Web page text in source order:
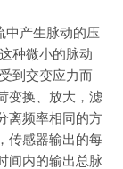
中产生脉动的压
种微小的脉动
到交变应力而
变换、放大，滤
离频率相同的方
传感器输出的每
间内的输出总脉